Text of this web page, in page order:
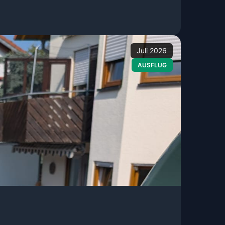
Juli 2026
AUSFLUG